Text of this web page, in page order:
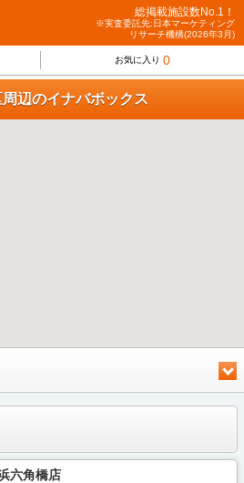
総掲載施設数No.1！
※実査委託先:日本マーケティング
リサーチ機構(2026年3月)
お気に入り 0
辺のイナバボックス
六角橋店